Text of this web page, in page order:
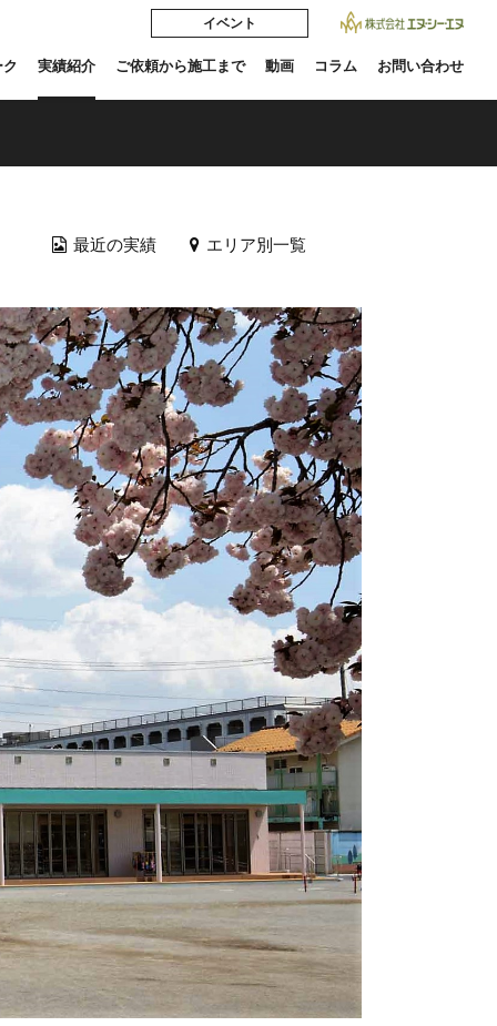
イベント
実績紹介 ご依頼から施工まで 動画 コラム お問い合わせ
最近の実績 エリア別一覧